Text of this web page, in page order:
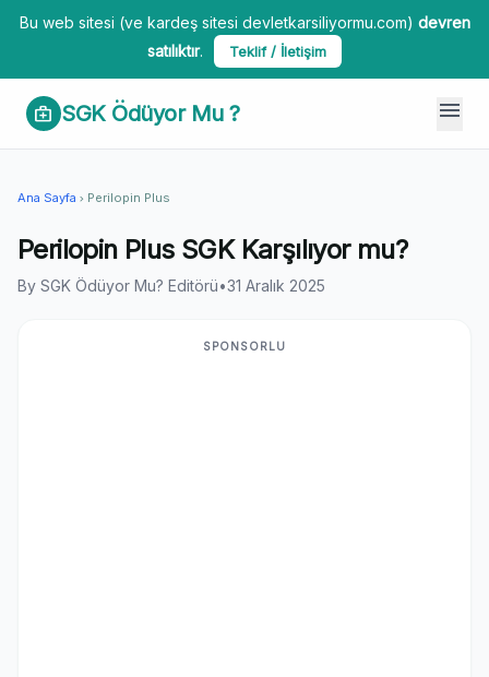
Bu web sitesi (ve kardeş sitesi devletkarsiliyormu.com) devren
satılıktır. Teklif / İletişim
medical_services SGK Ödüyor Mu ? menu
Ana Sayfa chevron_right Perilopin Plus
Perilopin Plus SGK Karşılıyor mu?
By SGK Ödüyor Mu? Editörü•31 Aralık 2025
SPONSORLU